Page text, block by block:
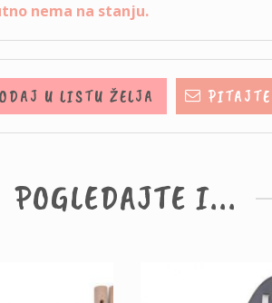
nema na stanju.
U LISTU ŽELJA
POGLEDAJTE I...